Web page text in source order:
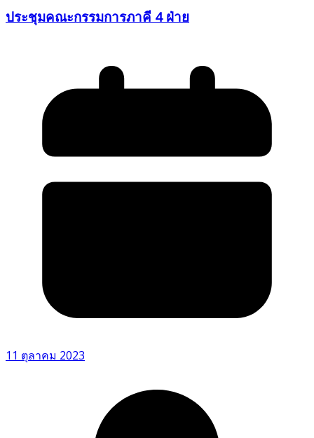
ประชุมคณะกรรมการภาคี 4 ฝ่าย
11 ตุลาคม 2023